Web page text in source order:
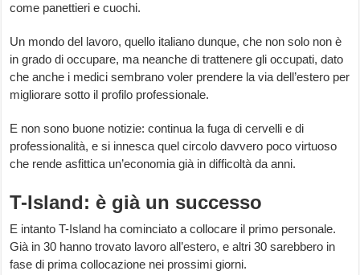
come panettieri e cuochi.
Un mondo del lavoro, quello italiano dunque, che non solo non è
in grado di occupare, ma neanche di trattenere gli occupati, dato
che anche i medici sembrano voler prendere la via dell’estero per
migliorare sotto il profilo professionale.
E non sono buone notizie: continua la fuga di cervelli e di
professionalità, e si innesca quel circolo davvero poco virtuoso
che rende asfittica un’economia già in difficoltà da anni.
T-Island: è già un successo
E intanto T-Island ha cominciato a collocare il primo personale.
Già in 30 hanno trovato lavoro all’estero, e altri 30 sarebbero in
fase di prima collocazione nei prossimi giorni.